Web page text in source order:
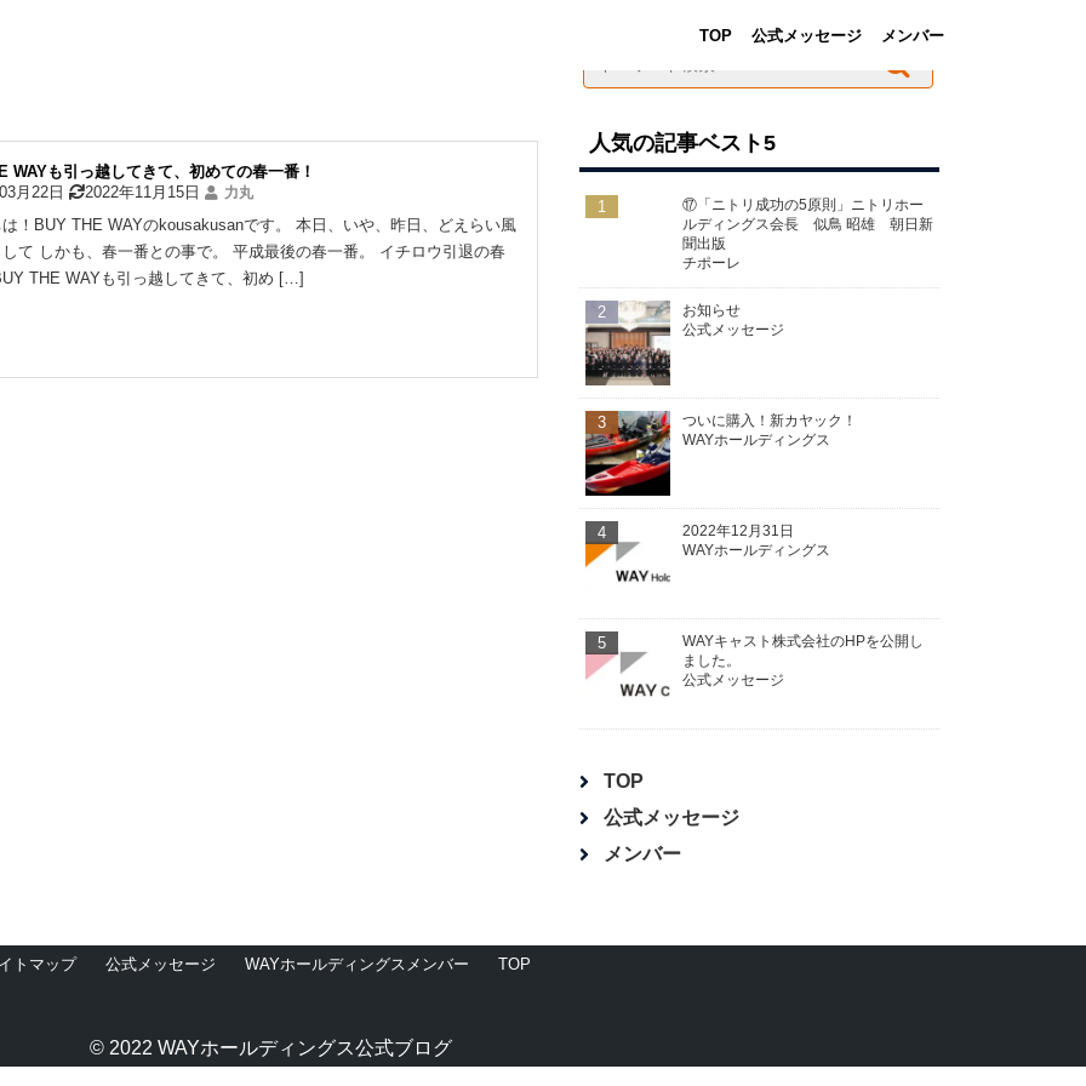
TOP 公式メッセージ メンバー
WAYも引っ越してきて、初めての春一番！
月22日
2022年11月15日 力丸
！BUY THE WAYのkousakusanです。 本日、いや、昨日、どえらい風
て しかも、春一番との事で。 平成最後の春一番。 イチロウ引退の春
THE WAYも引っ越してきて、初め […]
人気の記事ベスト5
1
⑰「ニトリ成功の5原則」ニトリホー
ルディングス会長 似鳥 昭雄 朝日新
聞出版
チポーレ
2
お知らせ
公式メッセージ
3
ついに購入！新カヤック！
WAYホールディングス
4
2022年12月31日
WAYホールディングス
5
WAYキャスト株式会社のHPを公開し
ました。
公式メッセージ
TOP
公式メッセージ
メンバー
トマップ 公式メッセージ WAYホールディングスメンバー TOP
© 2022 WAYホールディングス公式ブログ